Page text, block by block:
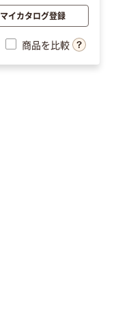
マイカタログ登録
商品を比較